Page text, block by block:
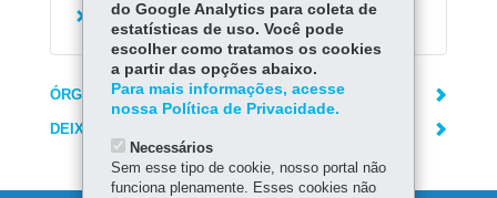
Consultar linhas de transporte intermunicipal
ÓRGÃO RESPONSÁVEL
DEIXE SUA OPINIÃO
do Google Analytics para coleta de
estatísticas de uso. Você pode
escolher como tratamos os cookies
a partir das opções abaixo.
Para mais informações, acesse
nossa Política de Privacidade.
Necessários
Sem esse tipo de cookie, nosso portal não
funciona plenamente. Esses cookies não